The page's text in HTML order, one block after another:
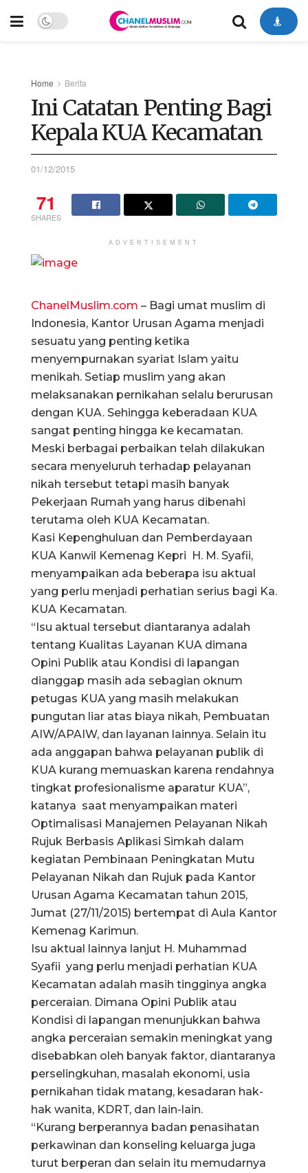
Home Berita
Ini Catatan Penting Bagi
Kepala KUA Kecamatan
01/12/2015
71
SHARES
ADVERTISEMENT
ChanelMuslim.com – Bagi umat muslim di
Indonesia, Kantor Urusan Agama menjadi
sesuatu yang penting ketika
menyempurnakan syariat Islam yaitu
menikah. Setiap muslim yang akan
melaksanakan pernikahan selalu berurusan
dengan KUA. Sehingga keberadaan KUA
sangat penting hingga ke kecamatan.
Meski berbagai perbaikan telah dilakukan
secara menyeluruh terhadap pelayanan
nikah tersebut tetapi masih banyak
Pekerjaan Rumah yang harus dibenahi
terutama oleh KUA Kecamatan.
Kasi Kepenghuluan dan Pemberdayaan
KUA Kanwil Kemenag Kepri H. M. Syafii,
menyampaikan ada beberapa isu aktual
yang perlu menjadi perhatian serius bagi Ka.
KUA Kecamatan.
“Isu aktual tersebut diantaranya adalah
tentang Kualitas Layanan KUA dimana
Opini Publik atau Kondisi di lapangan
dianggap masih ada sebagian oknum
petugas KUA yang masih melakukan
pungutan liar atas biaya nikah, Pembuatan
AIW/APAIW, dan layanan lainnya. Selain itu
ada anggapan bahwa pelayanan publik di
KUA kurang memuaskan karena rendahnya
tingkat profesionalisme aparatur KUA”,
katanya saat menyampaikan materi
Optimalisasi Manajemen Pelayanan Nikah
Rujuk Berbasis Aplikasi Simkah dalam
kegiatan Pembinaan Peningkatan Mutu
Pelayanan Nikah dan Rujuk pada Kantor
Urusan Agama Kecamatan tahun 2015,
Jumat (27/11/2015) bertempat di Aula Kantor
Kemenag Karimun.
Isu aktual lainnya lanjut H. Muhammad
Syafii yang perlu menjadi perhatian KUA
Kecamatan adalah masih tingginya angka
perceraian. Dimana Opini Publik atau
Kondisi di lapangan menunjukkan bahwa
angka perceraian semakin meningkat yang
disebabkan oleh banyak faktor, diantaranya
perselingkuhan, masalah ekonomi, usia
pernikahan tidak matang, kesadaran hak-
hak wanita, KDRT, dan lain-lain.
“Kurang berperannya badan penasihatan
perkawinan dan konseling keluarga juga
turut berperan dan selain itu memudarnya